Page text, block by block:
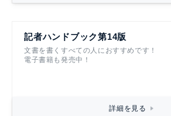
記者ハンドブック第14版
文書を書くすべての人におすすめです！
電子書籍も発売中！
詳細を見る